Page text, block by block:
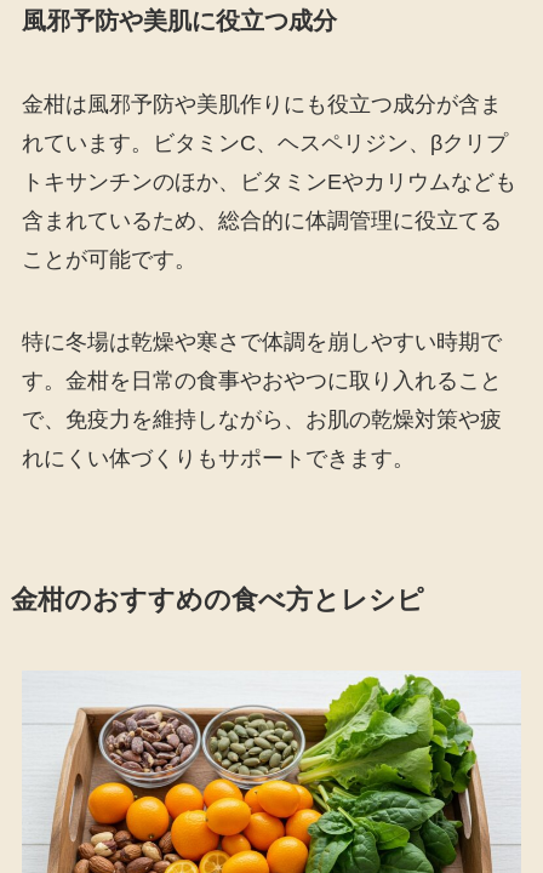
風邪予防や美肌に役立つ成分
金柑は風邪予防や美肌作りにも役立つ成分が含ま
れています。ビタミンC、ヘスペリジン、βクリプ
トキサンチンのほか、ビタミンEやカリウムなども
含まれているため、総合的に体調管理に役立てる
ことが可能です。
特に冬場は乾燥や寒さで体調を崩しやすい時期で
す。金柑を日常の食事やおやつに取り入れること
で、免疫力を維持しながら、お肌の乾燥対策や疲
れにくい体づくりもサポートできます。
金柑のおすすめの食べ方とレシピ